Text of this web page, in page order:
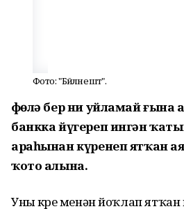
Фото: "Бәйләнештә".
Өфөлә бер ни уйламай ғына
банкка йүгереп ингән
араһынан күренеп ятҡан
ҡото алына.
Уны күреү менән йоҡлап